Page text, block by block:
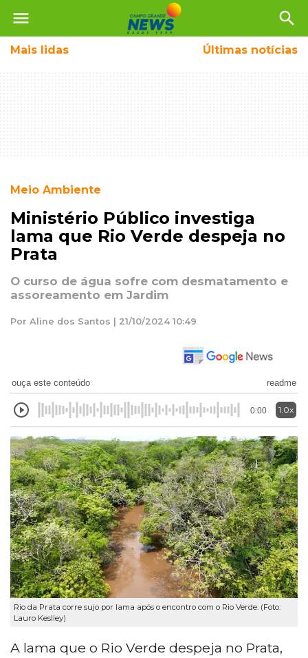
menu search
Mais lidas Últimas notícias
Meio Ambiente
Ministério Público investiga
lama que Rio Verde despeja no
Prata
O curso de água sofre com desmatamento e
assoreamento em Jardim
Por Aline dos Santos | 21/10/2024 10:49
ouça este conteúdo readme
0:00 1.0x
Rio da Prata corre sujo por lama após o encontro com o Rio Verde. (Foto:
Lauro Keslley)
A lama que o Rio Verde despeja no Prata,